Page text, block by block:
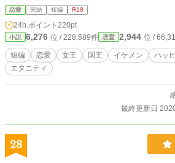
ェリーナの誕生日。ルノーは彼女を喜ばせようと、
恋愛 完結 短編 R18
24h.ポイント 220pt
小説 6,276 位 / 228,589件 恋愛 2,944 位 /
短編 恋愛 女王 国王 イケメン ハッ
エタニティ
最終更新日
28